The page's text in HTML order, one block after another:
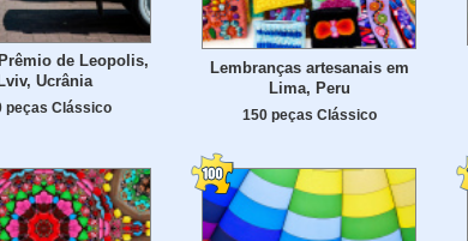
de Leopolis,
Lviv, Ucrânia
peças Clássico
Lembranças artesanais em
Lima, Peru
150 peças Clássico